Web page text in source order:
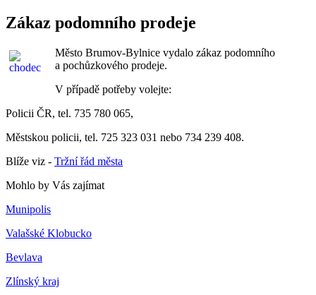
Zákaz podomního prodeje
Město Brumov-Bylnice vydalo zákaz podomního
a pochůzkového prodeje.
V případě potřeby volejte:
Policii ČR, tel. 735 780 065,
Městskou policii, tel. 725 323 031 nebo 734 239 408.
Blíže viz - Tržní řád města
Mohlo by Vás zajímat
Munipolis
Valašské Klobucko
Bevlava
Zlínský kraj